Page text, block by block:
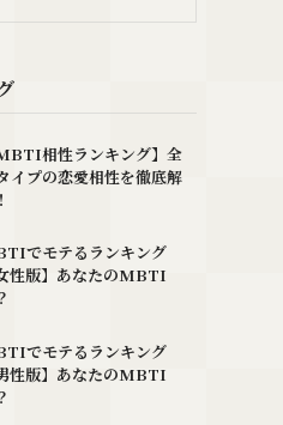
相性ランキング】全
イプの恋愛相性を徹底解
でモテるランキング
性版】あなたのMBTI
でモテるランキング
性版】あなたのMBTI